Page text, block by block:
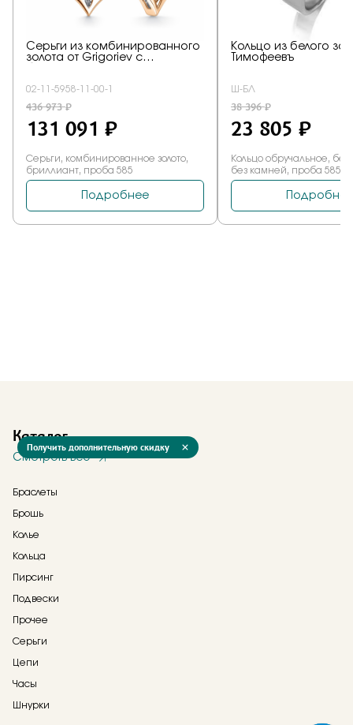
Каталог
Смотреть все
Браслеты
Брошь
Колье
Кольца
Пирсинг
Подвески
Прочее
Серьги
Цепи
Часы
Шнурки
Получить дополнительную скидку